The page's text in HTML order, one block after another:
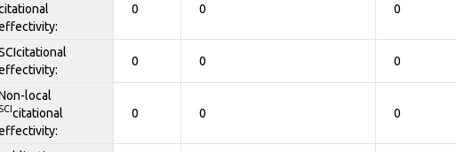
0 0 0
0 0 0
local
citational
0 0 0